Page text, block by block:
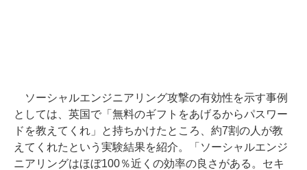
ソーシャルエンジニアリング攻撃の有効性を示す事例
としては、英国で「無料のギフトをあげるからパスワー
ドを教えてくれ」と持ちかけたところ、約7割の人が教
えてくれたという実験結果を紹介。「ソーシャルエンジ
ニアリングはほぼ100％近くの効率の良さがある。セキ